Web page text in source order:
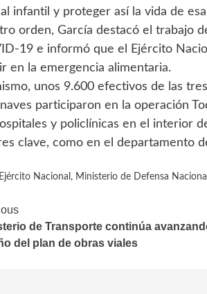
infantil y proteger así la vida de
orden, García destacó el trabajo
19 e informó que el Ejército
en la emergencia alimentaria.
unos 9.600 efectivos de las
participaron en la operación
y policlínicas en el interior
clave, como en el departamento
Ejército Nacional , Ministerio de Defensa Nacional
de Transporte continúa
del plan de obras viales